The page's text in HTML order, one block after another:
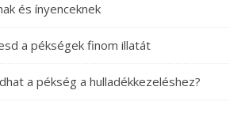
és ínyenceknek
a pékségek finom illatát
a pékség a hulladékkezeléshez?